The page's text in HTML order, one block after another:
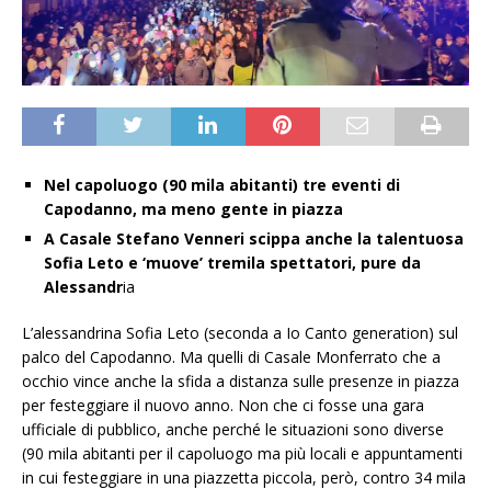
Nel capoluogo (90 mila abitanti) tre eventi di
Capodanno, ma meno gente in piazza
A Casale Stefano Venneri scippa anche la talentuosa
Sofia Leto e ‘muove’ tremila spettatori, pure da
Alessandria
L’alessandrina Sofia Leto (seconda a Io Canto generation) sul
palco del Capodanno. Ma quelli di Casale Monferrato che a
occhio vince anche la sfida a distanza sulle presenze in piazza
per festeggiare il nuovo anno. Non che ci fosse una gara
ufficiale di pubblico, anche perché le situazioni sono diverse
(90 mila abitanti per il capoluogo ma più locali e appuntamenti
in cui festeggiare in una piazzetta piccola, però, contro 34 mila